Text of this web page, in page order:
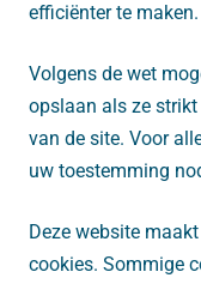
efficiënter te maken.
Volgens de wet
opslaan als ze
van de site. Voor
uw toestemming
Deze website
cookies. Sommige